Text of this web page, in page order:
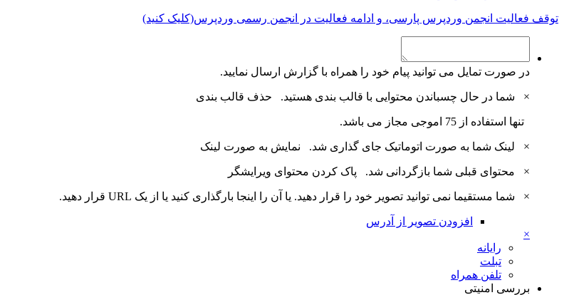
توقف فعالیت انجمن وردپرس پارسی، و ادامه فعالیت در انجمن رسمی وردپرس(کلیک کنید)
در صورت تمایل می توانید پیام خود را همراه با گزارش ارسال نمایید.
× شما در حال چسباندن محتوایی با قالب بندی هستید. حذف قالب بندی
تنها استفاده از 75 اموجی مجاز می باشد.
× لینک شما به صورت اتوماتیک جای گذاری شد. نمایش به صورت لینک
× محتوای قبلی شما بازگردانی شد. پاک کردن محتوای ویرایشگر
× شما مستقیما نمی توانید تصویر خود را قرار دهید. یا آن را اینجا بارگذاری کنید یا از یک URL قرار دهید.
افزودن تصویر از آدرس
×
رایانه
تبلت
تلفن همراه
بررسی امنیتی